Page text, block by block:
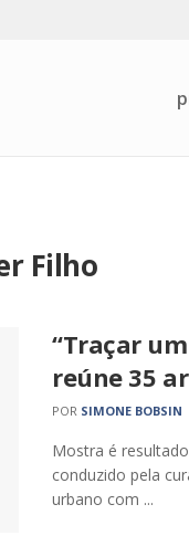
Filho
“Traçar
reúne 35
POR SIMONE BOBSIN
Mostra é
conduzido pela
urbano com ...